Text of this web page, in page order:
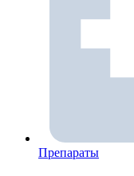
Препараты